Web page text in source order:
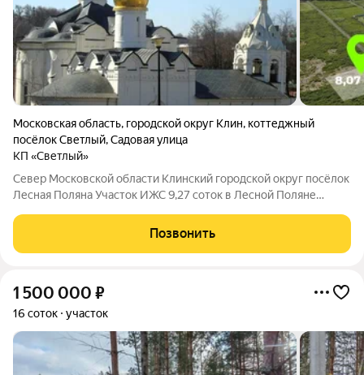
Московская область, городской округ Клин, коттеджный
посёлок Светлый,Садовая улица
КП «Светлый»
Север Московской области Клинский городской округ посёлок
Лесная Поляна Участок ИЖС 9,27 соток в Лесной Поляне
владельцем уютного участка 9,27соток в деревне Лесная
Позвонить
1 500 000 ₽
16 соток участок